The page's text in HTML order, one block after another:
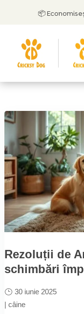
📦 Economisește
Rezoluții de
schimbări
30 iunie 2025
| câine